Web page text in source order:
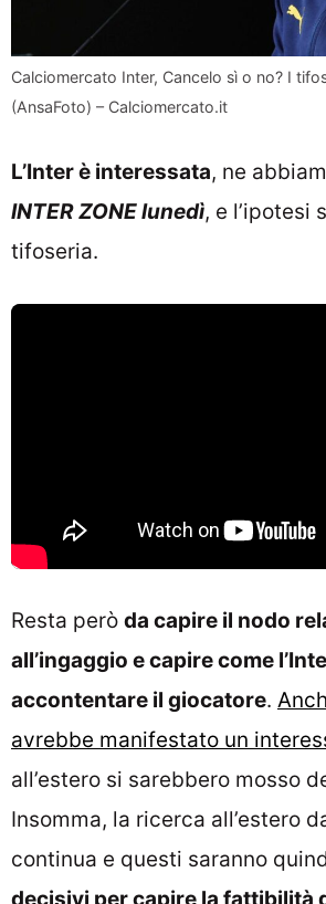
Calciomercato Inter, Cancelo sì o no? I
(AnsaFoto) – Calciomercato.it
L’Inter è interessata, ne
INTER ZONE lunedì, e l’ipotesi
tifoseria.
Resta però da capire il nodo
all’ingaggio e capire come
accontentare il giocatore.
avrebbe manifestato un
all’estero si sarebbero mosso
Insomma, la ricerca all’estero
continua e questi saranno